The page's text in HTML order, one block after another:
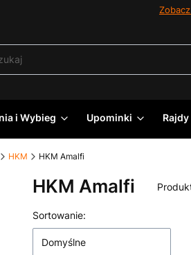
i Wybieg Upominki
HKM HKM Amalfi
HKM Amalfi
Lista produktów
Sortowanie:
Domyślne